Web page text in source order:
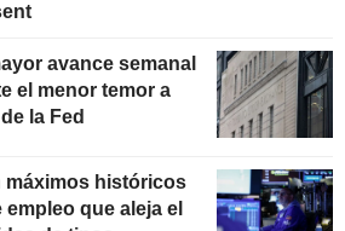
avance semanal
el menor temor a
la Fed
máximos históricos
que aleja el